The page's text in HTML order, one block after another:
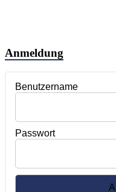
Anmeldung
Benutzername
Passwort